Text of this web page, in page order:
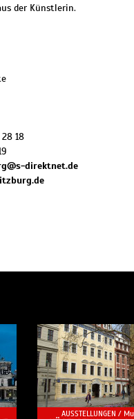
der Künstlerin.
18
direktnet.de
AUSSTELLUNGEN /